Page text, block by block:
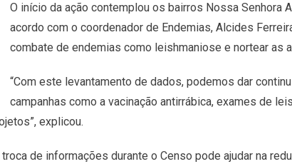
O início da ação contemplou os bairros Nossa Senhora
acordo com o coordenador de Endemias, Alcides
combate de endemias como leishmaniose e nortear as
“Com este levantamento de dados, podemos dar
campanhas como a vacinação antirrábica, exames de
explicou.
de informações durante o Censo pode ajudar na